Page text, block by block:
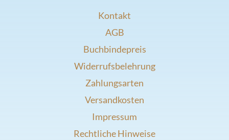
Kontakt
AGB
Buchbindepreis
Widerrufsbelehrung
Zahlungsarten
Versandkosten
Impressum
Rechtliche Hinweise